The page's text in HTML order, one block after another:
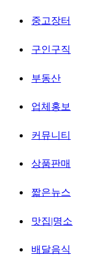
중고장터
구인구직
부동산
업체홍보
커뮤니티
상품판매
짧은뉴스
맛집|명소
배달음식